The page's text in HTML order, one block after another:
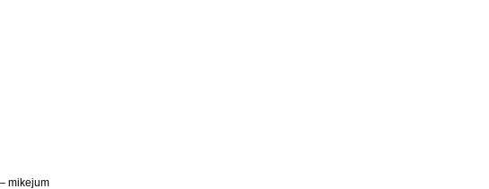
mikejum